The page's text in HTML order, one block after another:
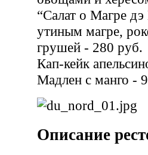
“Салат о Магре
утиным магре,
грушей - 280 руб.
Кап-кейк
Мадлен с манго -
Описание